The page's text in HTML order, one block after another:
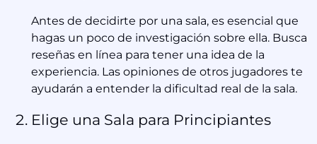
Antes de decidirte por una sala, es esencial que
hagas un poco de investigación sobre ella. Busca
reseñas en línea para tener una idea de la
experiencia. Las opiniones de otros jugadores te
ayudarán a entender la dificultad real de la sala.
Elige una Sala para Principiantes